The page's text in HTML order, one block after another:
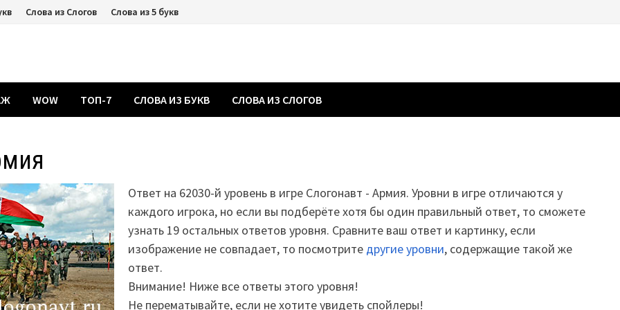
Слова из Слогов Слова из 5 букв
WOW ТОП-7 СЛОВА ИЗ БУКВ СЛОВА ИЗ СЛОГОВ
Ответ на 62030-й уровень в игре Слогонавт - Армия. Уровни в игре отличаются у
каждого игрока, но если вы подберёте хотя бы один правильный ответ, то сможете
узнать 19 остальных ответов уровня. Сравните ваш ответ и картинку, если
изображение не совпадает, то посмотрите другие уровни, содержащие такой же
ответ.
Внимание! Ниже все ответы этого уровня!
Не перематывайте, если не хотите увидеть спойлеры!